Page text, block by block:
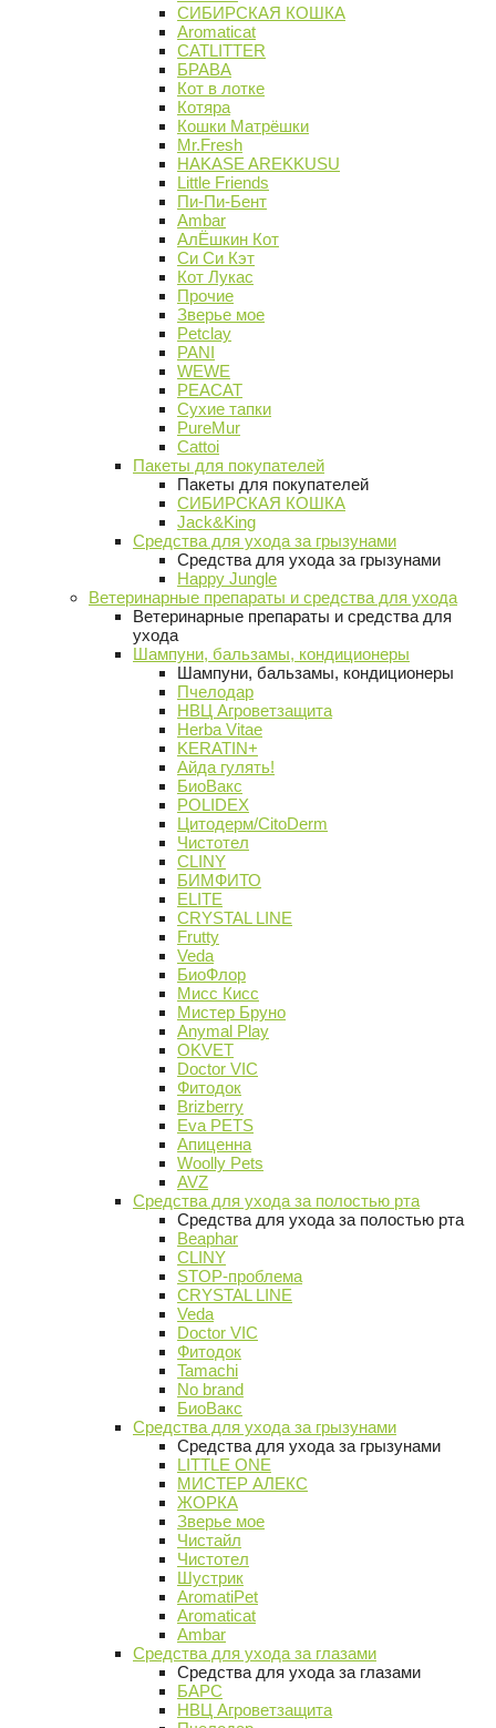
СИБИРСКАЯ КОШКА
Aromaticat
CATLITTER
БРАВА
Кот в лотке
Котяра
Кошки Матрёшки
Mr.Fresh
HAKASE AREKKUSU
Little Friends
Пи-Пи-Бент
Ambar
АлЁшкин Кот
Си Си Кэт
Кот Лукас
Прочие
Зверье мое
Petclay
PANI
WEWE
PEACAT
Сухие тапки
PureMur
Cattoi
Пакеты для покупателей
Пакеты для покупателей
СИБИРСКАЯ КОШКА
Jack&King
Средства для ухода за грызунами
Средства для ухода за грызунами
Happy Jungle
Ветеринарные препараты и средства для ухода
Ветеринарные препараты и средства для
ухода
Шампуни, бальзамы, кондиционеры
Шампуни, бальзамы, кондиционеры
Пчелодар
НВЦ Агроветзащита
Herba Vitae
KERATIN+
Айда гулять!
БиоВакс
POLIDEX
Цитодерм/CitoDerm
Чистотел
CLINY
БИМФИТО
ELITE
CRYSTAL LINE
Frutty
Veda
БиоФлор
Мисс Кисс
Мистер Бруно
Anymal Play
OKVET
Doctor VIC
Фитодок
Brizberry
Eva PETS
Апиценна
Woolly Pets
AVZ
Средства для ухода за полостью рта
Средства для ухода за полостью рта
Beaphar
CLINY
STOP-проблема
CRYSTAL LINE
Veda
Doctor VIC
Фитодок
Tamachi
No brand
БиоВакс
Средства для ухода за грызунами
Средства для ухода за грызунами
LITTLE ONE
МИСТЕР АЛЕКС
ЖОРКА
Зверье мое
Чистайл
Чистотел
Шустрик
AromatiPet
Aromaticat
Ambar
Средства для ухода за глазами
Средства для ухода за глазами
БАРС
НВЦ Агроветзащита